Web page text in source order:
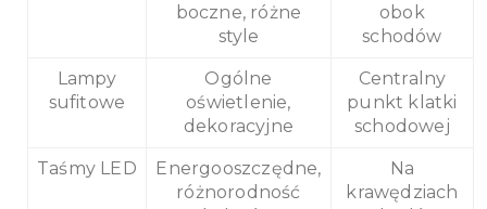
boczne, różne
style
obok
schodów
Lampy
sufitowe
Ogólne
oświetlenie,
dekoracyjne
Centralny
punkt klatki
schodowej
Taśmy LED
Energooszczędne,
różnorodność
Na
krawędziach